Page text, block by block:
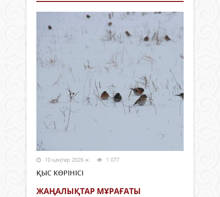
10 қаңтар 2026 ж. 1 077
ҚЫС КӨРІНІСІ
ЖАҢАЛЫҚТАР МҰРАҒАТЫ